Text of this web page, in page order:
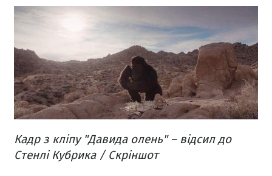
Кадр з кліпу "Давида олень" – відсил до
Стенлі Кубрика / Скріншот